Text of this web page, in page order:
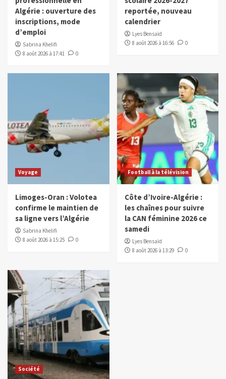
Algérie : ouverture des
inscriptions, mode
d’emploi
Sabrina Khelifi
8 août 2026 à 17:41
0
reportée, nouveau
calendrier
Lyes Bensaïd
8 août 2026 à 16:56
0
Voyage
Limoges-Oran : Volotea
confirme le maintien de
sa ligne vers l’Algérie
Sabrina Khelifi
8 août 2026 à 15:25
0
Football à la télévision
Côte d’Ivoire-Algérie :
les chaînes pour suivre
la CAN féminine 2026 ce
samedi
Lyes Bensaïd
8 août 2026 à 13:29
0
Société